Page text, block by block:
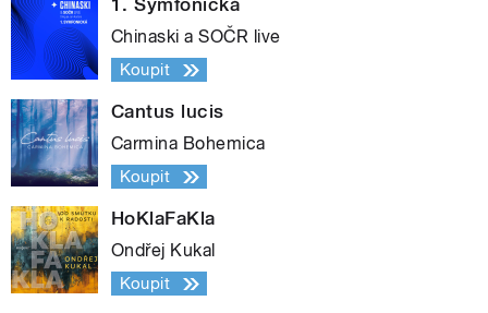
1. Symfonická
Chinaski a SOČR live
Koupit
Cantus lucis
Carmina Bohemica
Koupit
HoKlaFaKla
Ondřej Kukal
Koupit